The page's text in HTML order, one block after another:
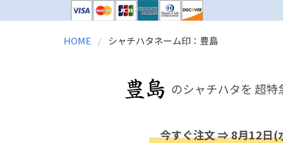
HOME シャチハタネーム印：豊島
のシャチハタを 超特
今すぐ注文 ⇒ 8月12日(